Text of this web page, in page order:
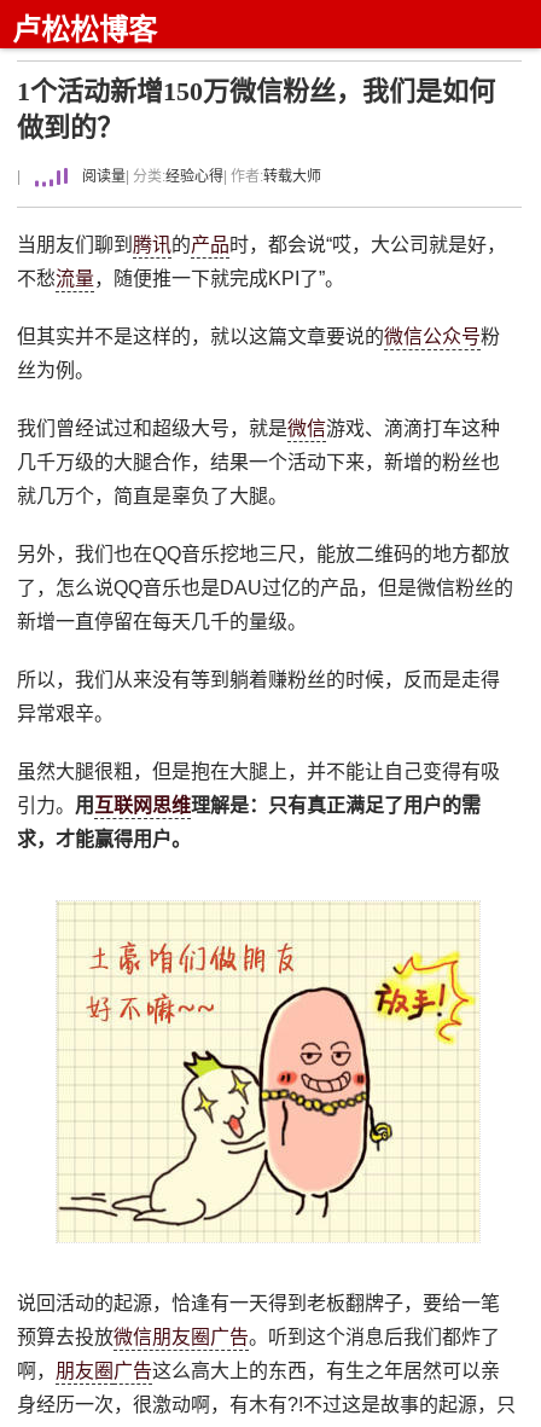
卢松松博客
1个活动新增150万微信粉丝，我们是如何
做到的？
阅读量 | 分类:经验心得 | 作者:转载大师
当朋友们聊到 腾讯的产品时，都会说“哎，大公司就是好，
不愁流量，随便推一下就完成KPI了”。
但其实并不是这样的，就以这篇文章要说的微信公众号粉
丝为例。
我们曾经试过和超级大号，就是微信游戏、滴滴打车这种
几千万级的大腿合作，结果一个活动下来，新增的粉丝也
就几万个，简直是辜负了大腿。
另外，我们也在QQ音乐挖地三尺，能放二维码的地方都放
了，怎么说QQ音乐也是DAU过亿的产品，但是微信粉丝的
新增一直停留在每天几千的量级。
所以，我们从来没有等到躺着赚粉丝的时候，反而是走得
异常艰辛。
虽然大腿很粗，但是抱在大腿上，并不能让自己变得有吸
引力。 用 互联网思维理解是：只有真正满足了用户的需
求，才能赢得用户。
说回活动的起源，恰逢有一天得到老板翻牌子，要给一笔
预算去投放微信朋友圈广告。听到这个消息后我们都炸了
啊， 朋友圈 广告这么高大上的东西，有生之年居然可以亲
身经历一次，很激动啊，有木有?!不过这是故事的起源，只